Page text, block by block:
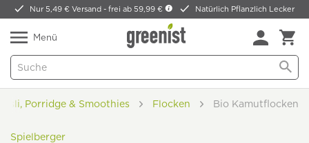
Nur 5,49 € Versand -frei ab 59,99 € Natürlich Pflanzlich Lecker
Menü
Porridge & Smoothies Flocken Bio Kamutflocken
Spielberger